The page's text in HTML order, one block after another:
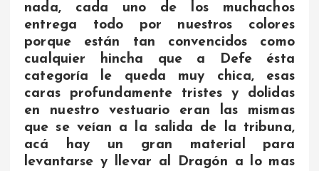
nada, cada uno de los muchachos
entrega todo por nuestros colores
porque están tan convencidos como
cualquier hincha que a Defe ésta
categoría le queda muy chica, esas
caras profundamente tristes y dolidas
en nuestro vestuario eran las mismas
que se veían a la salida de la tribuna,
acá hay un gran material para
levantarse y llevar al Dragón a lo mas